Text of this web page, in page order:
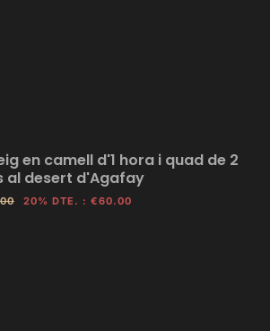
en camell d'1 hora i quad de 2
al desert d'Agafay
20% DTE. : €60.00